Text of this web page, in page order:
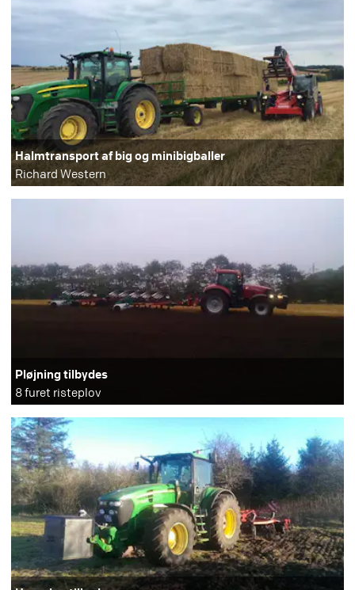
Halmtransport af big og minibigballer
Richard Western
Pløjning tilbydes
8 furet risteplov